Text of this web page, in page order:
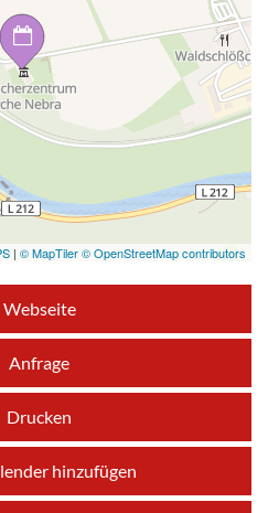
| © MapTiler © OpenStreetMap contributors
Webseite
Anfrage
Drucken
hinzufügen